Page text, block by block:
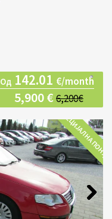
Од 142.01 €/month
5,900 €6,200€
СПЕЦИЈАЛНА
Next